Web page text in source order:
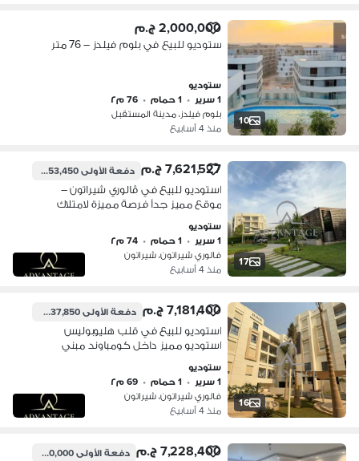
10
2,000,000 ج.م
ستوديو للبيع في بلوم فيلدز – 76 متر
ستوديو
1 سرير
• 1 حمام • 76 م٢
بلوم فيلدز، مدينة المستقبل
منذ 4 أسابيع
17
7,621,527 ج.م دفعة الأولى3,653,450 ج.م
استوديو للبيع في ڤالوري شيراتون –
موقع مميز جداً فرصة مميزة لامتلاك
واستلام فوري، في واحدة من أفضل
مناطق شيراتون وعلى طريق الأوتوستراد
Entrance • Reception • Bedroom •
ستوديو
1 سرير
• 1 حمام • 74 م٢
فالوري شيراتون، شيراتون
منذ 4 أسابيع
16
7,181,400 ج.م دفعة الأولى3,437,850 ج.م
استوديو للبيع في قلب هليوبوليس
استوديو مميز داخل كومباوند مبني
Reception • Kitchen • Bedroom •
Bathroom • Terrace المميزات: • تشطيب
ألترا سوبر لوكس • التكييفات بالكا
ستوديو
1 سرير
• 1 حمام • 69 م٢
فالوري شيراتون، شيراتون
منذ 4 أسابيع
7,228,400 ج.م دفعة الأولى3,200,000 ج.م